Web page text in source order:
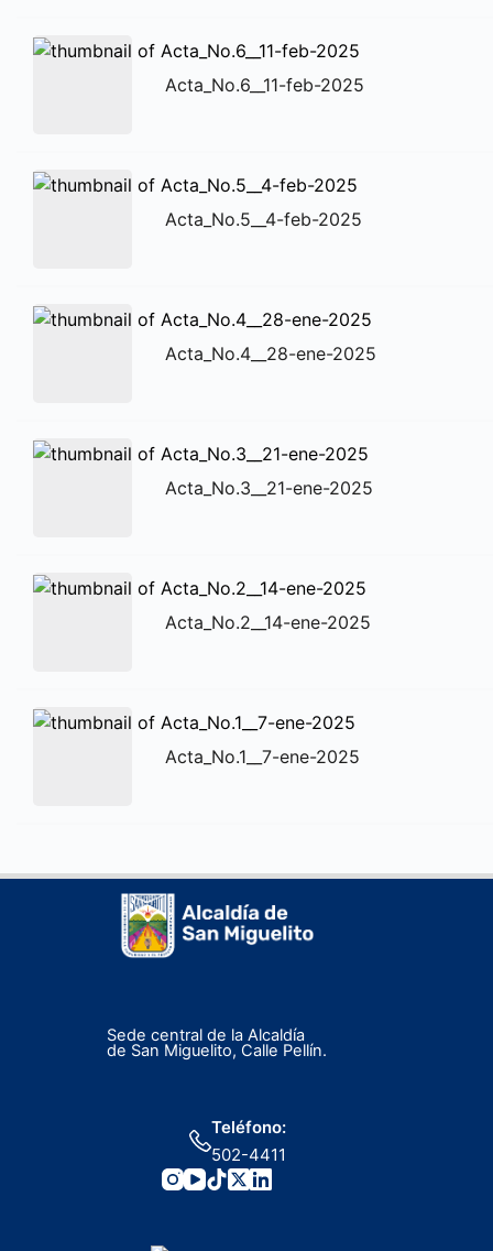
Acta_No.6__11-feb-2025
Acta_No.5__4-feb-2025
Acta_No.4__28-ene-2025
Acta_No.3__21-ene-2025
Acta_No.2__14-ene-2025
Acta_No.1__7-ene-2025
Sede central de la Alcaldía
de San Miguelito, Calle Pellín.
Teléfono:
502-4411